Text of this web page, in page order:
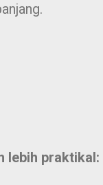
lebih praktikal: